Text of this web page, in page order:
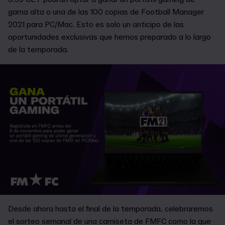
gama alta o una de las 100 copias de Football Manager
2021 para PC/Mac. Esto es solo un anticipo de las
oportunidades exclusivas que hemos preparado a lo largo
de la temporada.
Desde ahora hasta el final de la temporada, celebraremos
el sorteo semanal de una camiseta de FMFC como la que